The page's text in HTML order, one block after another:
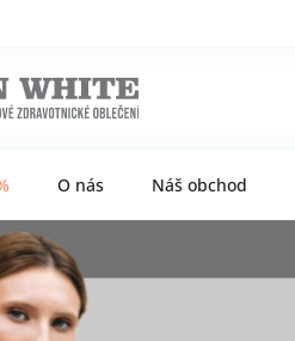
O nás Náš obchod